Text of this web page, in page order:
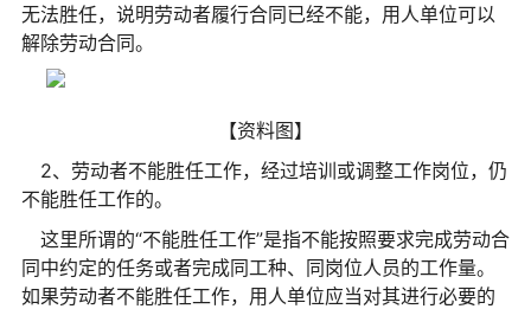
无法胜任，说明劳动者履行合同已经不能，用人单位可以
解除劳动合同。
【资料图】
2、劳动者不能胜任工作，经过培训或调整工作岗位，仍
不能胜任工作的。
这里所谓的“不能胜任工作”是指不能按照要求完成劳动合
同中约定的任务或者完成同工种、同岗位人员的工作量。
如果劳动者不能胜任工作，用人单位应当对其进行必要的